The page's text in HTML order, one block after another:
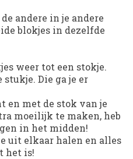
andere in je andere
blokjes in dezelfde
weer tot een stokje.
Die ga je er
en met de stok van je
moeilijk te maken, heb
in het midden!
uit elkaar halen en alles
het is!